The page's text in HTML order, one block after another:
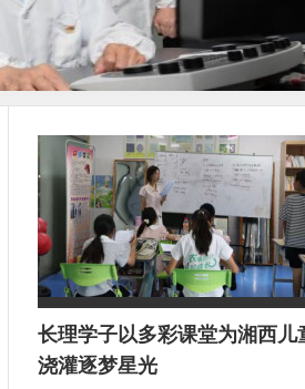
长理学子以多彩课堂为湘西儿
浇灌逐梦星光